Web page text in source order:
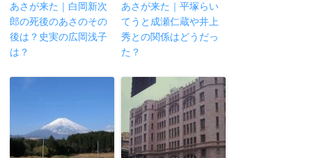
あさが来た｜白岡新次
郎の死後のあさのその
後は？史実の広岡浅子
は？
あさが来た｜平塚らい
てうと成瀬仁蔵や井上
秀との関係はどうだっ
た？